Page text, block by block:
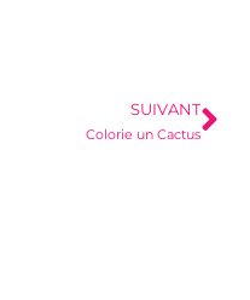
SUIVANT
Colorie un Cactus